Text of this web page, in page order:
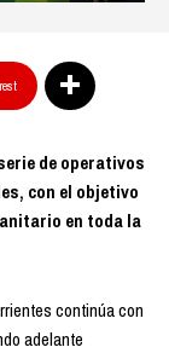
de operativos
con el objetivo
en toda la
continúa con
adelante